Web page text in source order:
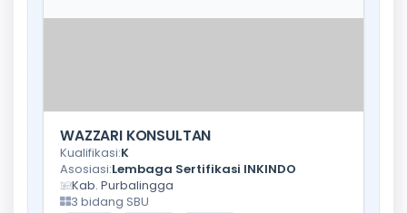
WAZZARI KONSULTAN
Kualifikasi:K
Asosiasi:Lembaga Sertifikasi INKINDO
Kab. Purbalingga
3 bidang SBU